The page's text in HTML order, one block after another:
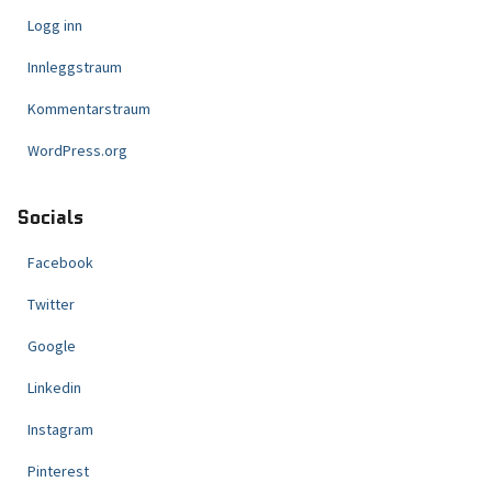
Logg inn
Innleggstraum
Kommentarstraum
WordPress.org
Socials
Facebook
Twitter
Google
Linkedin
Instagram
Pinterest